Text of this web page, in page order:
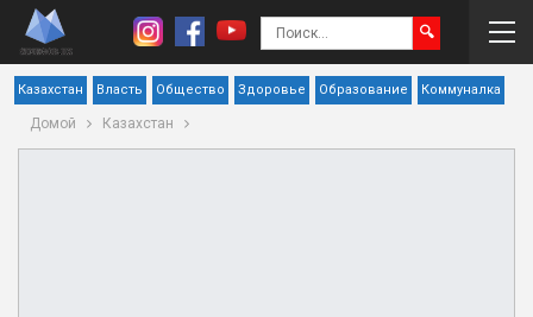
Казахстан Власть Общество Здоровье Образование Коммуналка
Домой Казахстан